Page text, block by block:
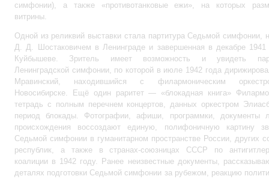
симфонии), а также «противотанковые ежи», на которых
витрины.
Одной из реликвий выставки стала партитура Седьмой симфонии,
Д. Д. Шостаковичем в Ленинграде и завершенная в декабре 1941
Куйбышеве. Зритель имеет возможность и увидеть
Ленинградской симфонии, по которой в июле 1942 года
Мравинский, находившийся с филармоническим
Новосибирске. Ещё один раритет — «блокадная книга»
тетрадь с полным перечнем концертов, данных оркестром
период блокады. Фотографии, афиши, программки, документы
происхождения воссоздают единую, полифоничную картину
Седьмой симфонии в гуманитарном пространстве России, других
республик, а также в странах-союзницах СССР по
коалиции в 1942 году. Ранее неизвестные документы,
деталях подготовки Седьмой симфонии за рубежом, реакцию